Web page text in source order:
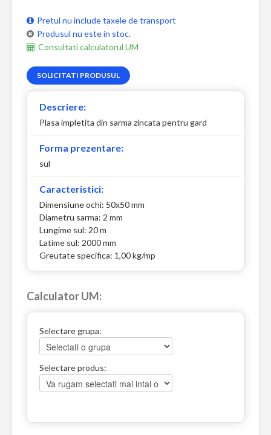
Pretul nu include taxele de transport
Produsul nu este in stoc.
Consultati calculatorul UM
SOLICITATI PRODUSUL
Descriere:
Plasa impletita din sarma zincata pentru gard
Forma prezentare:
sul
Caracteristici:
Dimensiune ochi: 50x50 mm
Diametru sarma: 2 mm
Lungime sul: 20 m
Latime sul: 2000 mm
Greutate specifica: 1,00 kg/mp
Calculator UM:
Selectare grupa:
Selectare produs: